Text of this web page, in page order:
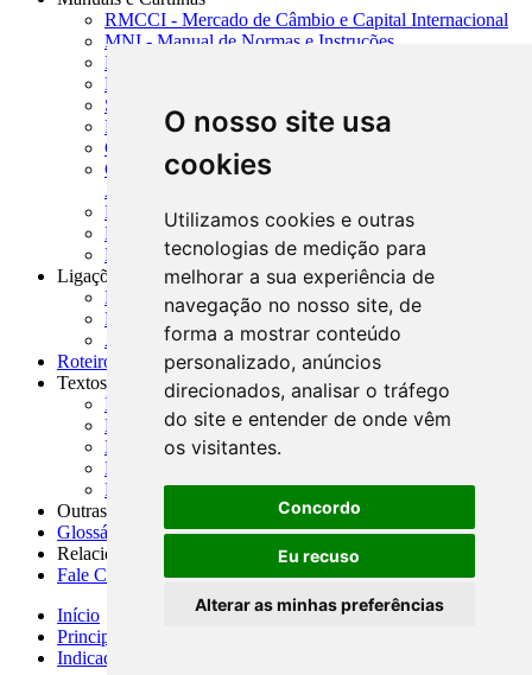
O nosso site usa
cookies
Utilizamos cookies e outras
tecnologias de medição para
melhorar a sua experiência de
navegação no nosso site, de
forma a mostrar conteúdo
personalizado, anúncios
direcionados, analisar o tráfego
do site e entender de onde vêm
os visitantes.
Concordo
Eu recuso
Alterar as minhas preferências
RMCCI - Mercado de Câmbio e Capital Internacional
MNI - Manual de Normas e Instruções
MTVM - Manual de Títulos e Valores Mobiliários
MCR - Manual de Crédito Rural
SISORF - Manual de Organização do SFN
MASUP - Manual de Supervisão Bancária
CADOC - Catálogo de Documentos
CNAE-CONCLA - Classificação Nacional de
Atividades Econômicas
PMF - Cartilhas do BCB
Manuais Auxiliares do BCB e Cosif-e
Resenhas Diárias Governamentais
Ligações Externas
Links Úteis
Presidência da República
Agências Nacionais Reguladoras
Roteiros para Estudos
Textos
Índice de Textos
Editorial
Monografias
Na Imprensa
Fórum de Discussão
Outras ferramentas
Glossário
Relacionamento
Fale Conosco
Início
Principais notícias
Indicadores